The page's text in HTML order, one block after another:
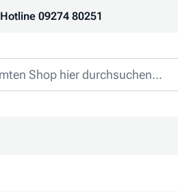
Hotline 09274 80251